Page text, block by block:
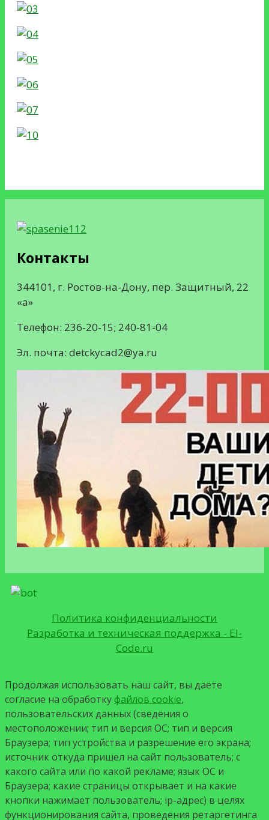
Контакты
344101, г. Ростов-на-Дону, пер. Защитный, 22
«а»
Телефон: 236-20-15; 240-81-04
Эл. почта: detckycad2@ya.ru
Политика конфиденциальности
Разработка и техническая поддержка - El-
Code.ru
Продолжая использовать наш сайт, вы даете
согласие на обработку файлов cookie,
пользовательских данных (сведения о
местоположении; тип и версия ОС; тип и версия
Браузера; тип устройства и разрешение его экрана;
источник откуда пришел на сайт пользователь; с
какого сайта или по какой рекламе; язык ОС и
Браузера; какие страницы открывает и на какие
кнопки нажимает пользователь; ip-адрес) в целях
функционирования сайта, проведения ретаргетинга